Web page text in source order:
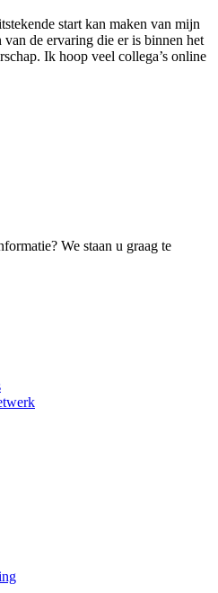
start kan maken van mijn
de ervaring die er is binnen het
Ik hoop veel collega’s online
We staan u graag te